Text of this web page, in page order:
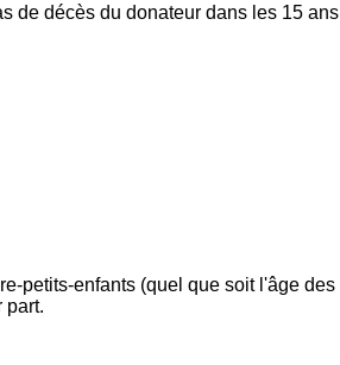
de décès du donateur dans les 15 ans
petits-enfants (quel que soit l'âge des
part.